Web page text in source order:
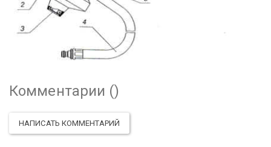
Комментарии ()
НАПИСАТЬ КОММЕНТАРИЙ